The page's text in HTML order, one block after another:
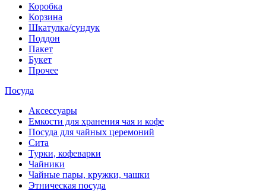
Коробка
Корзина
Шкатулка/сундук
Поддон
Пакет
Букет
Прочее
Посуда
Аксессуары
Емкости для хранения чая и кофе
Посуда для чайных церемоний
Сита
Турки, кофеварки
Чайники
Чайные пары, кружки, чашки
Этническая посуда